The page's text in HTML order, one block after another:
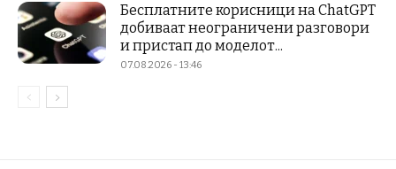
Бесплатните корисници на ChatGPT
добиваат неограничени разговори
и пристап до моделот...
07.08.2026 - 13:46